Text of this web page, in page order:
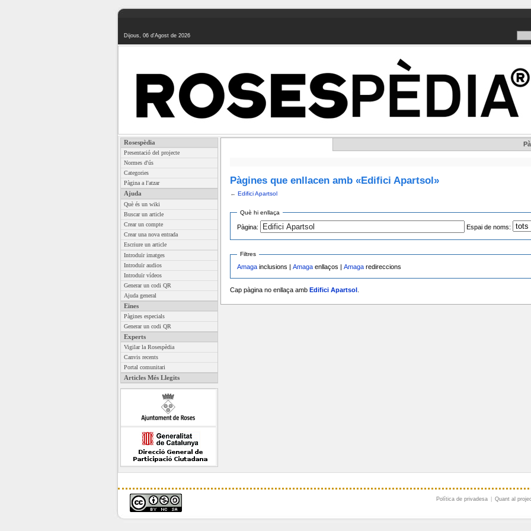
Dijous, 06 d'Agost de 2026
Rosespèdia
Presentació del projecte
Normes d'ús
Categories
Pàgina a l'atzar
Ajuda
Què és un wiki
Buscar un article
Crear un compte
Crear una nova entrada
Escriure un article
Introduïr imatges
Introduïr audios
Introduïr vídeos
Generar un codi QR
Ajuda general
Eines
Pàgines especials
Generar un codi QR
Experts
Vigilar la Rosespèdia
Canvis recents
Portal comunitari
Articles Més Llegits
Pàgines que enllacen amb «Edifici Apartsol»
← Edifici Apartsol
Què hi enllaça
Pàgina: Espai de noms:
Filtres
Amagainclusions | Amagaenllaços | Amagaredireccions
Cap pàgina no enllaça amb Edifici Apartsol
Política de privadesa Quant al